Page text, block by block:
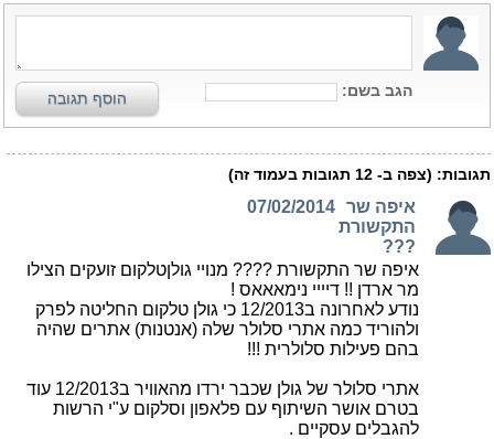
הגב בשם: הוסף תגובה
תגובות: (צפה ב- 12 תגובות בעמוד זה)
איפה שר
התקשורת
???
07/02/2014
איפה שר התקשורת ???? מנויי גולןטלקום זועקים הצילו
מר ארדן !! דיייי נימאאאס !
נודע לאחרונה ב12/2013 כי גולן טלקום החליטה לפרק
ולהוריד כמה אתרי סלולר שלה (אנטנות) אתרים שהיה
בהם פעילות סלולרית !!!
אתרי סלולר של גולן שכבר ירדו מהאוויר ב12/2013 עוד
בטרם אושר השיתוף עם פלאפון וסלקום ע"י הרשות
להגבלים עסקיים .